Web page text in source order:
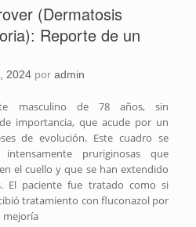
(Dermatosis
Reporte de un
2024 por admin
masculino de 78 años, sin
importancia, que acude por un
de evolución. Este cuadro se
pruriginosas que
el cuello y que se han extendido
El paciente fue tratado como si
tratamiento con fluconazol por
mejoría